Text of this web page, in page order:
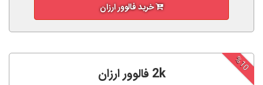
خرید فالوور ارزان
%10
2k فالوور ارزان